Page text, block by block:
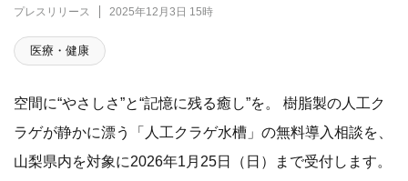
プレスリリース 2025年12月3日 15時
医療・健康
空間に“やさしさ”と“記憶に残る癒し”を。 樹脂製の人工ク
ラゲが静かに漂う「人工クラゲ水槽」の無料導入相談を、
山梨県内を対象に2026年1月25日（日）まで受付します。